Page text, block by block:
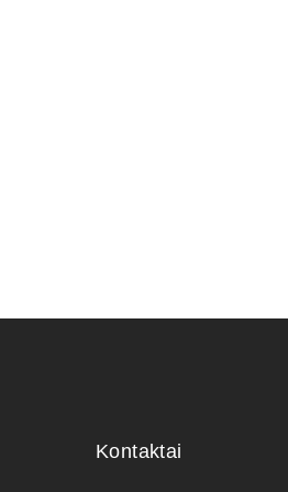
Kontaktai